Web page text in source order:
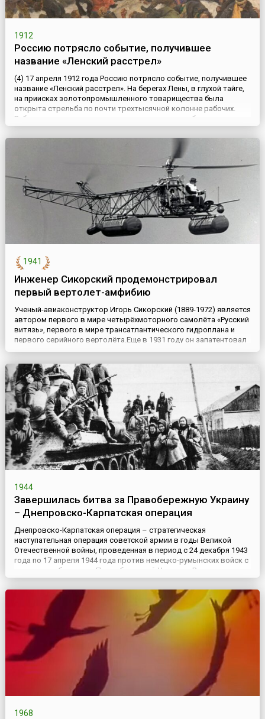
1912
Россию потрясло событие, получившее
название «Ленский расстрел»
(4) 17 апреля 1912 года Россию потрясло событие, получившее
название «Ленский расстрел». На берегах Лены, в глухой тайге,
на приисках золотопромышленного товарищества была
открыта стрельба по почти трехтысячной колонне рабочих.
Рабочие намеревались вручить прокурору жалобу о
притеснениях начальства и петицию об освобождении
арестованных товарищей. В результате расстрела примерно
1941
Инженер Сикорский продемонстрировал
первый вертолет-амфибию
Ученый-авиаконструктор Игорь Сикорский (1889-1972) является
автором первого в мире четырёхмоторного самолёта «Русский
витязь», первого в мире трансатлантического гидроплана и
первого серийного вертолёта.Еще в 1931 году он запатентовал
проект машины, которая в своих принципиальных чертах мало
пропеллера – главный (горизонтальный) на крыше и в...
1944
Завершилась битва за Правобережную Украину
– Днепровско-Карпатская операция
Днепровско-Карпатская операция – стратегическая
наступательная операция советской армии в годы Великой
Отечественной войны, проведенная в период с 24 декабря 1943
года по 17 апреля 1944 года против немецко-румынских войск с
целью освобождения Правобережной Украины. Развернувшись
на фронте около 1400 км, операция явилась одной из
крупнейших в ходе всей войны.Данной операции
предшествовало освоб...
1968